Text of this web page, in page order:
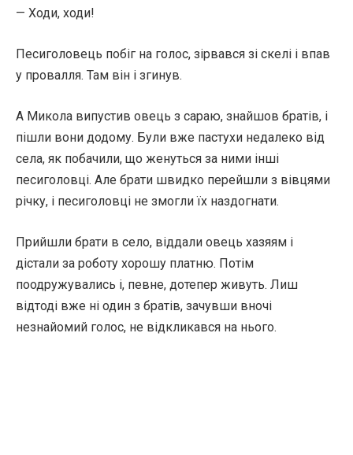
— Ходи, ходи!
Песиголовець побіг на голос, зірвався зі скелі і впав
у провалля. Там він і згинув.
А Микола випустив овець з сараю, знайшов братів, і
пішли вони додому. Були вже пастухи недалеко від
села, як побачили, що женуться за ними інші
песиголовці. Але брати швидко перейшли з вівцями
річку, і песиголовці не змогли їх наздогнати.
Прийшли брати в село, віддали овець хазяям і
дістали за роботу хорошу платню. Потім
поодружувались і, певне, дотепер живуть. Лиш
відтоді вже ні один з братів, зачувши вночі
незнайомий голос, не відкликався на нього.